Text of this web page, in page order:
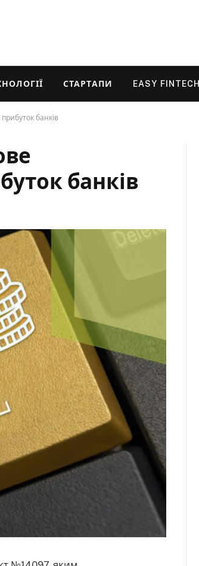
СТАРТАПИ EASY FINTECH
банків
банків